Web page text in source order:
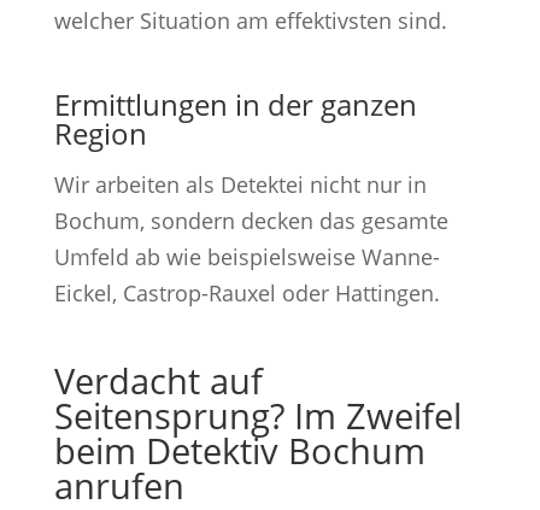
welcher Situation am effektivsten sind.
Ermittlungen in der ganzen
Region
Wir arbeiten als Detektei nicht nur in
Bochum, sondern decken das gesamte
Umfeld ab wie beispielsweise Wanne-
Eickel, Castrop-Rauxel oder Hattingen.
Verdacht auf
Seitensprung? Im Zweifel
beim Detektiv Bochum
anrufen